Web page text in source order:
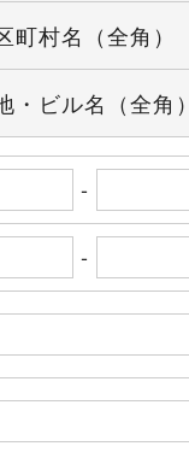
町村名（全角）
・ビル名（全角
-
-